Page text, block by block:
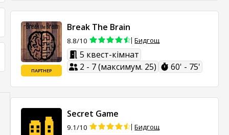
ПАРТНЕР
Break The Brain
8.8/10 Бидгощ
5 квест-кімнат
2 - 7 (максимум. 25)
60' - 75'
Secret Game
9.1/10 Бидгощ